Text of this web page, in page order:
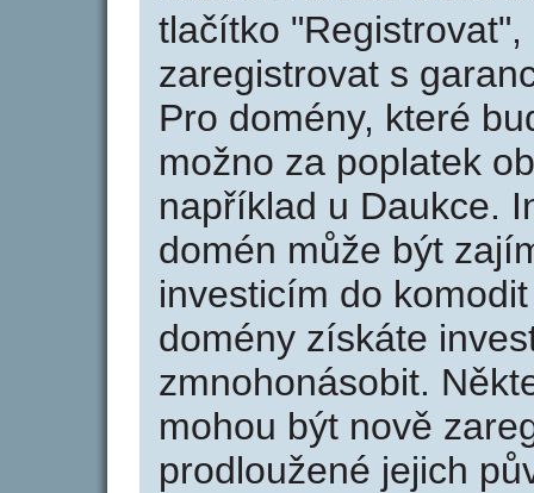
tlačítko
zaregistrovat s
Pro domény, které
možno za poplatek
například u Daukce.
domén může být
investicím do
domény získáte
zmnohonásobit.
mohou být nově
prodloužené jejich